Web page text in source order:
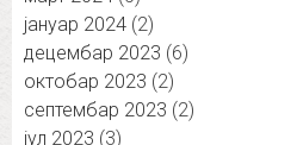
јануар 2024 (2)
децембар 2023 (6)
октобар 2023 (2)
септембар 2023 (2)
јул 2023 (3)